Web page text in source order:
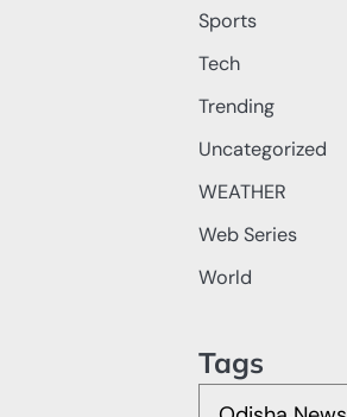
Sports
Tech
Trending
Uncategorized
WEATHER
Web Series
World
Tags